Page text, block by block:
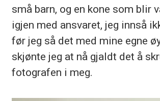
små barn, og en kone som blir
igjen med ansvaret, jeg innså
før jeg så det med mine egne
skjønte jeg at nå gjaldt det å
fotografen i meg.